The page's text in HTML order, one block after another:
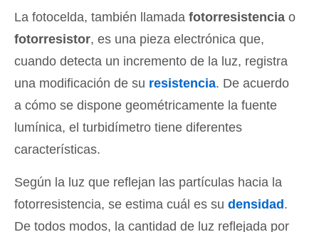
La fotocelda, también llamada fotorresistencia o
fotorresistor, es una pieza electrónica que,
cuando detecta un incremento de la luz, registra
una modificación de su resistencia. De acuerdo
a cómo se dispone geométricamente la fuente
lumínica, el turbidímetro tiene diferentes
características.
Según la luz que reflejan las partículas hacia la
fotorresistencia, se estima cuál es su densidad.
De todos modos, la cantidad de luz reflejada por